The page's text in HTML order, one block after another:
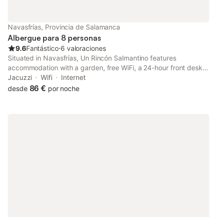
Navasfrías, Provincia de Salamanca
Albergue para 8 personas
9.6Fantástico⋅6 valoraciones
Situated in Navasfrías, Un Rincón Salmantino features
accommodation with a garden, free WiFi, a 24-hour front desk,
and a tour desk.
Jacuzzi Wifi
Internet
desde 86 € por noche